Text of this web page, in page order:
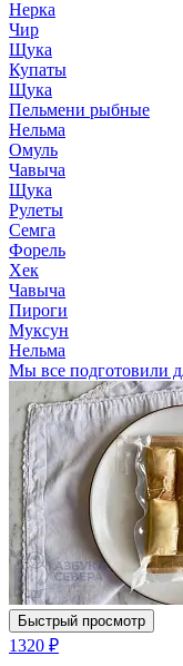
Нерка
Чир
Щука
Купаты
Щука
Пельмени рыбные
Нельма
Омуль
Чавыча
Щука
Рулеты
Семга
Форель
Хек
Чавыча
Пироги
Муксун
Нельма
Мы все подготовили
Быстрый просмотр
1320 ₽